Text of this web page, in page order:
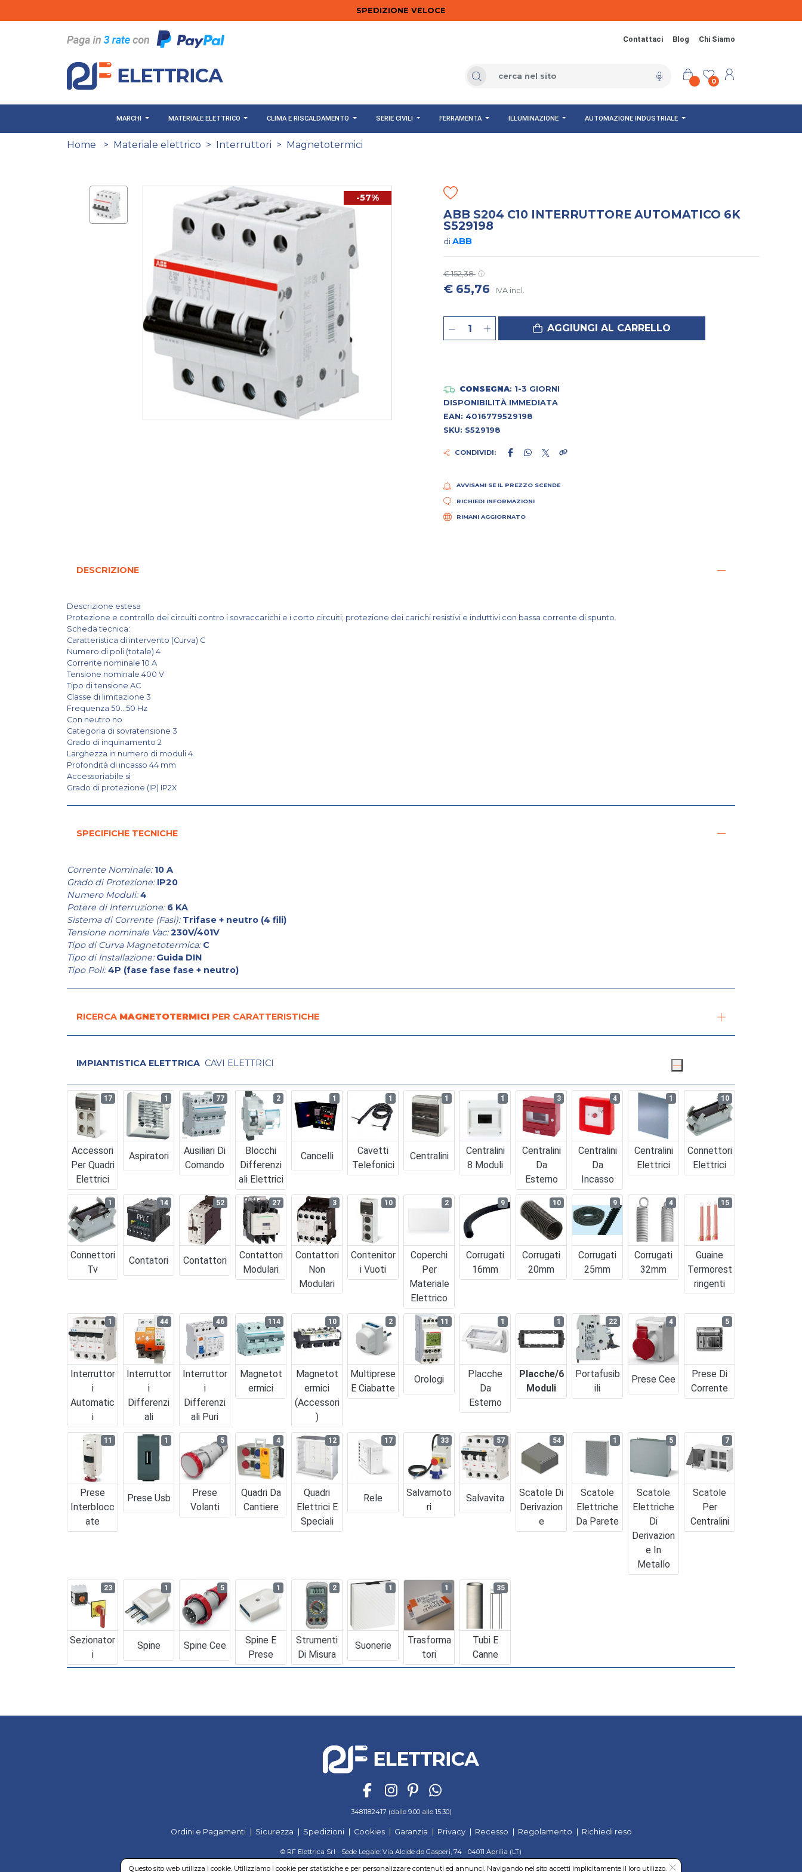
SPEDIZIONE VELOCE
Contattaci Blog Chi Siamo
0
MARCHI MATERIALE ELETTRICO CLIMA E RISCALDAMENTO SERIE CIVILI FERRAMENTA ILLUMINAZIONE AUTOMAZIONE INDUSTRIALE
Home > Materiale elettrico > Interruttori > Magnetotermici
-57%
ABB S204 C10 INTERRUTTORE AUTOMATICO 6K
S529198
di ABB
€ 152,38
€ 65,76 IVA incl.
AGGIUNGI AL CARRELLO
CONSEGNA: 1-3 GIORNI
DISPONIBILITÀ IMMEDIATA
EAN: 4016779529198
SKU: S529198
CONDIVIDI:
AVVISAMI SE IL PREZZO SCENDE
RICHIEDI INFORMAZIONI
RIMANI AGGIORNATO
DESCRIZIONE
Descrizione estesa
Protezione e controllo dei circuiti contro i sovraccarichi e i corto circuiti; protezione dei carichi resistivi e induttivi con bassa corrente di spunto.
Scheda tecnica:
Caratteristica di intervento (Curva) C
Numero di poli (totale) 4
Corrente nominale 10 A
Tensione nominale 400 V
Tipo di tensione AC
Classe di limitazione 3
Frequenza 50...50 Hz
Con neutro no
Categoria di sovratensione 3
Grado di inquinamento 2
Larghezza in numero di moduli 4
Profondità di incasso 44 mm
Accessoriabile sì
Grado di protezione (IP) IP2X
SPECIFICHE TECNICHE
Corrente Nominale: 10 A
Grado di Protezione: IP20
Numero Moduli: 4
Potere di Interruzione: 6 KA
Sistema di Corrente (Fasi): Trifase + neutro (4 fili)
Tensione nominale Vac: 230V/401V
Tipo di Curva Magnetotermica: C
Tipo di Installazione: Guida DIN
Tipo Poli: 4P (fase fase fase + neutro)
RICERCA MAGNETOTERMICI PER CARATTERISTICHE
IMPIANTISTICA ELETTRICA CAVI ELETTRICI
Accessori
Per Quadri
Elettrici
17
Aspiratori
1
Ausiliari Di
Comando
77
Blocchi
Differenzi
Ali Elettrici
2
Cancelli
1
Cavetti
Telefonici
1
Centralini
1
Centralini
8 Moduli
1
Centralini
Da
Esterno
3
Centralini
Da
Incasso
4
Centralini
Elettrici
1
Connettori
Elettrici
10
Connettori
Tv
1
Contatori
14
Contattori
52
Contattori
Modulari
27
Contattori
Non
Modulari
3
Contenitor
I Vuoti
10
Coperchi
Per
Materiale
Elettrico
2
Corrugati
16mm
9
Corrugati
20mm
10
Corrugati
25mm
9
Corrugati
32mm
4
Guaine
Termorest
Ringenti
15
Interruttor
I
Automatic
I
1
Interruttor
I
Differenzi
Ali
44
Interruttor
I
Differenzi
Ali Puri
46
Magnetot
Ermici
114
Magnetot
Ermici
(accessori
)
10
Multiprese
E Ciabatte
2
Orologi
11
Placche
Da
Esterno
1
Placche/6
Moduli
1
Portafusib
Ili
22
Prese Cee
4
Prese Di
Corrente
5
Prese
Interblocc
Ate
11
Prese Usb
1
Prese
Volanti
5
Quadri Da
Cantiere
4
Quadri
Elettrici E
Speciali
12
Rele
17
Salvamoto
Ri
33
Salvavita
57
Scatole Di
Derivazion
E
54
Scatole
Elettriche
Da Parete
1
Scatole
Elettriche
Di
Derivazion
E In
Metallo
5
Scatole
Per
Centralini
7
Sezionator
I
23
Spine
1
Spine Cee
5
Spine E
Prese
1
Strumenti
Di Misura
2
Suonerie
1
Trasforma
Tori
1
Tubi E
Canne
35
3481182417 (dalle 9.00 alle 15.30)
Ordini e Pagamenti Sicurezza Spedizioni Cookies Garanzia Privacy Recesso Regolamento Richiedi reso
© RF Elettrica Srl - Sede Legale: Via Alcide de Gasperi, 74 - 04011 Aprilia (LT)
Partita Iva: 02435300591 - Codice Fiscale: 02435300591
Questo sito web utilizza i cookie. Utilizziamo i cookie per statistiche e per personalizzare contenuti ed annunci. Navigando nel sito accetti implicitamente il loro utilizzo.